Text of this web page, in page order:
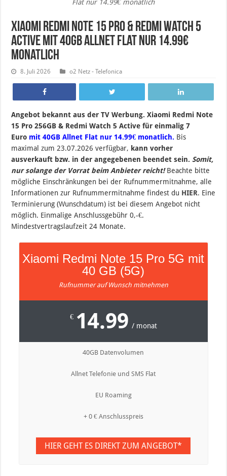
Flat nur 14.99€ monatlich
Xiaomi Redmi Note 15 Pro & Redmi Watch 5
Active mit 40GB Allnet Flat nur 14.99€
monatlich
8. Juli 2026 o2 Netz - Telefonica
Angebot bekannt aus der TV Werbung. Xiaomi Redmi Note
15 Pro 256GB & Redmi Watch 5 Active für einmalig 7
Euro mit 40GB Allnet Flat nur 14.99€ monatlich. Bis
maximal zum 23.07.2026 verfügbar, kann vorher
ausverkauft bzw. in der angegebenen beendet sein. Somit,
nur solange der Vorrat beim Anbieter reicht!Beachte bitte
mögliche Einschränkungen bei der Rufnummermitnahme, alle
Informationen zur Rufnummermitnahme findest du HIER. Eine
Terminierung (Wunschdatum) ist bei diesem Angebot nicht
möglich. Einmalige Anschlussgebühr 0,-€.
Mindestvertragslaufzeit 24 Monate.
Xiaomi Redmi Note 15 Pro 5G mit
40 GB (5G)
Rufnummer auf Wunsch mitnehmen
€ 14.99 / monat
40GB Datenvolumen
Allnet Telefonie und SMS Flat
EU Roaming
+ 0 € Anschlusspreis
HIER GEHT ES DIREKT ZUM ANGEBOT*